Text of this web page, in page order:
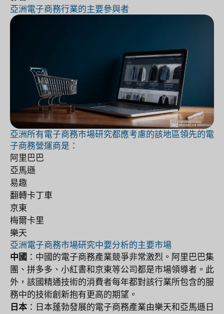
亞洲電子商務行業的主要參與者
亞洲所有電子商務市場研究都應考慮的該地區領先的電
子商務營運商是：
阿里巴巴
亞馬遜
易趣
翻轉卡丁車
京東
梅爾卡里
樂天
亞洲電子商務市場研究中要分析的主要市場
中國 ：中國的電子商務產業競爭非常激烈。阿里巴巴集
團、拼多多、小紅書和京東等公司都是市場領導者。此
外，該國精通技術的消費者每年都對該行業所包含的服
務中的技術創新抱有更高的期望。
日本 ：日本蓬勃發展的電子商務產業由樂天和亞馬遜日